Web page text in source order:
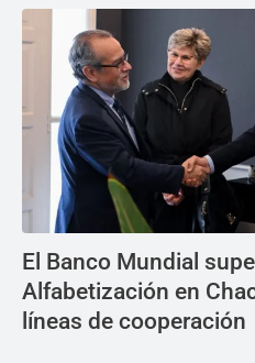
El Banco Mundial
Alfabetización en
líneas de cooperación